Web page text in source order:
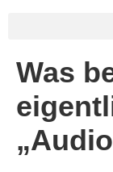
Was